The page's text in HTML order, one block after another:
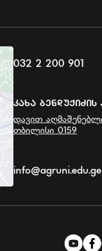
032 2 200 901
Კახა Ბენდუქიძის
დავით
თბილისი 0159
info@agruni.edu.ge